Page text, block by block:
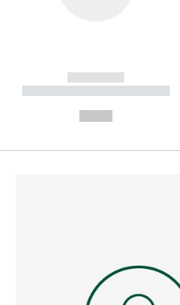
------------
----------- ----------- --------